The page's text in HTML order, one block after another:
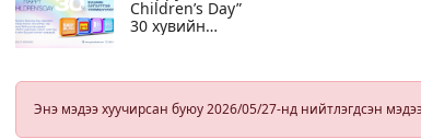
Children’s Day”
30 хувийн
урамшуулал
Энэ мэдээ хуучирсан буюу 2026/05/27-нд нийтлэгдсэн